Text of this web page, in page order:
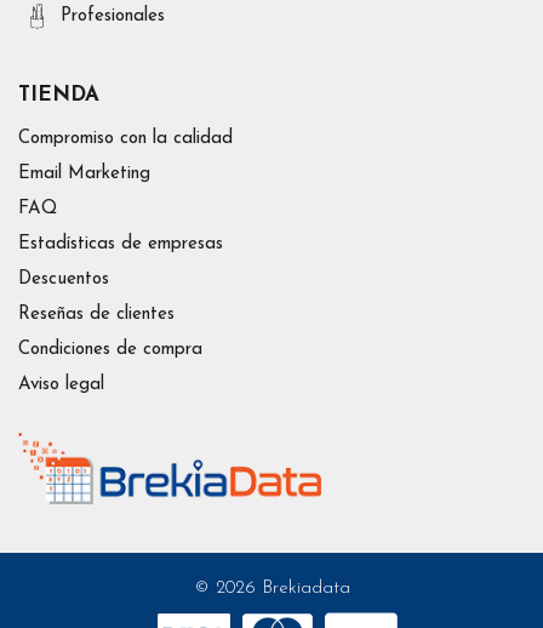
Profesionales
TIENDA
Compromiso con la calidad
Email Marketing
FAQ
Estadísticas de empresas
Descuentos
Reseñas de clientes
Condiciones de compra
Aviso legal
© 2026 Brekiadata